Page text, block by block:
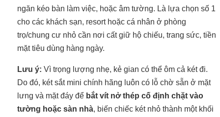
ngăn kéo bàn làm việc, hoặc âm tường. Là lựa chọn số 1
cho các khách sạn, resort hoặc cá nhân ở phòng
trọ/chung cư nhỏ cần nơi cất giữ hộ chiếu, trang sức, tiền
mặt tiêu dùng hàng ngày.
Lưu ý: Vì trọng lượng nhẹ, kẻ gian có thể ôm cả két đi.
Do đó, két sắt mini chính hãng luôn có lỗ chờ sẵn ở mặt
lưng và mặt đáy để bắt vít nở thép cố định chặt vào
tường hoặc sàn nhà, biến chiếc két nhỏ thành một khối